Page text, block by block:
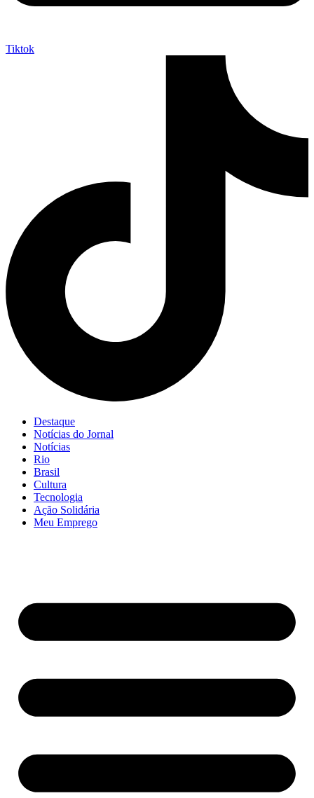
Tiktok
Destaque
Notícias do Jornal
Notícias
Rio
Brasil
Cultura
Tecnologia
Ação Solidária
Meu Emprego